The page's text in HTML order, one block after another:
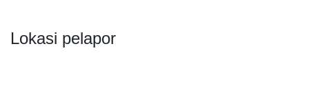
Lokasi pelapor